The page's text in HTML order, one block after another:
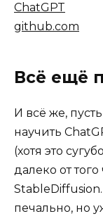
ChatGPT
github.com
Всё ещё
И всё же,
научить
(хотя это
далеко от
печально, но